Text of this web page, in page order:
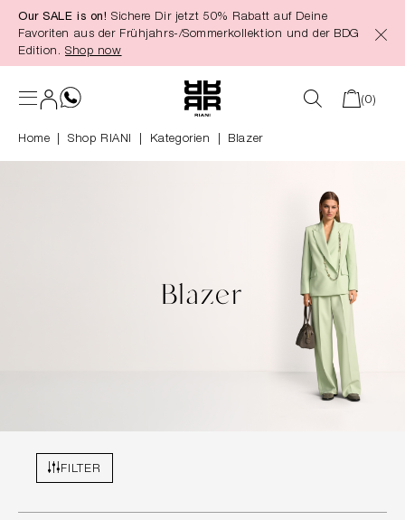
springen
Our SALE is on! Sichere Dir jetzt 50% Rabatt auf Deine
Favoriten aus der Frühjahrs-/Sommerkollektion und der BDG
Edition. Shop now
(0)
Home Shop RIANI Kategorien Blazer
Blazer
FILTER